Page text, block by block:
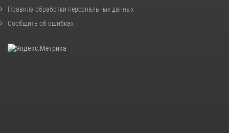
Правила обработки персональных данных
Сообщить об ошибках